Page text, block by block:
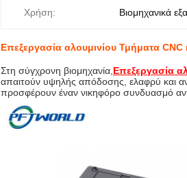
Χρήση: Βιομηχανικά
Επεξεργασία αλουμινίου Τμήματα CNC
Στη σύγχρονη βιομηχανία, Επεξεργασία
απαιτούν υψηλής απόδοσης, ελαφρύ και
προσφέρουν έναν νικηφόρο συνδυασμό